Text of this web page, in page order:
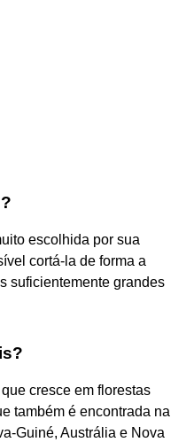
escolhida por sua
cortá-la de forma a
suficientemente grandes
cresce em florestas
também é encontrada na
Guiné, Austrália e Nova